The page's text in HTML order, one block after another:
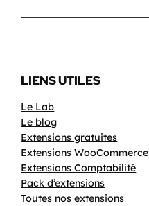
LIENS UTILES
Le Lab
Le blog
Extensions gratuites
Extensions WooCommerce
Extensions Comptabilité
Pack d’extensions
Toutes nos extensions